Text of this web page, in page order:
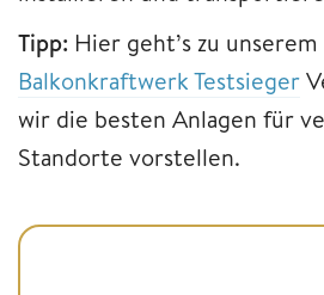
Tipp: Hier geht’s zu
Balkonkraftwerk Testsieger
wir die besten Anlagen für
Standorte vorstellen.